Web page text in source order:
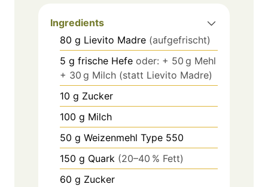
Ingredients
80 g Lievito Madre (aufgefrischt)
5 g frische Hefe oder: + 50 g Mehl
+ 30 g Milch (statt Lievito Madre)
10 g Zucker
100 g Milch
50 g Weizenmehl Type 550
150 g Quark (20–40 % Fett)
60 g Zucker